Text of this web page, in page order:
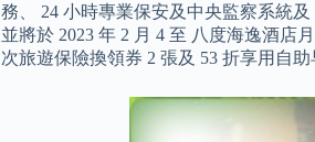
務、 24 小時專業保安及中央監察系統
並將於 2023 年 2 月 4 至 八度海逸酒店
次旅遊保險換領券 2 張及 53 折享用自